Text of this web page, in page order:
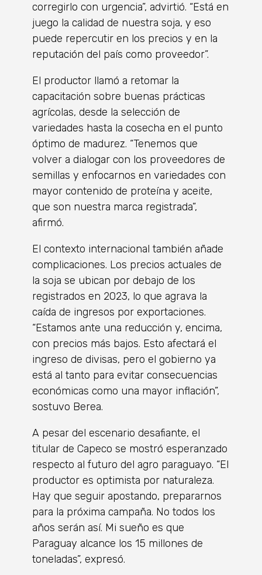
corregirlo con urgencia”, advirtió. “Está en
juego la calidad de nuestra soja, y eso
puede repercutir en los precios y en la
reputación del país como proveedor”.
El productor llamó a retomar la
capacitación sobre buenas prácticas
agrícolas, desde la selección de
variedades hasta la cosecha en el punto
óptimo de madurez. “Tenemos que
volver a dialogar con los proveedores de
semillas y enfocarnos en variedades con
mayor contenido de proteína y aceite,
que son nuestra marca registrada”,
afirmó.
El contexto internacional también añade
complicaciones. Los precios actuales de
la soja se ubican por debajo de los
registrados en 2023, lo que agrava la
caída de ingresos por exportaciones.
“Estamos ante una reducción y, encima,
con precios más bajos. Esto afectará el
ingreso de divisas, pero el gobierno ya
está al tanto para evitar consecuencias
económicas como una mayor inflación”,
sostuvo Berea.
A pesar del escenario desafiante, el
titular de Capeco se mostró esperanzado
respecto al futuro del agro paraguayo. “El
productor es optimista por naturaleza.
Hay que seguir apostando, prepararnos
para la próxima campaña. No todos los
años serán así. Mi sueño es que
Paraguay alcance los 15 millones de
toneladas”, expresó.